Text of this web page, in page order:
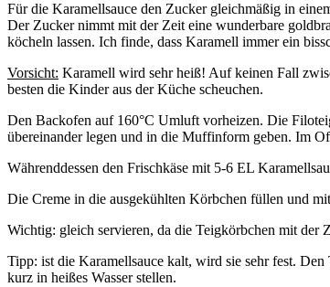
Für die Karamellsauce den Zucker gleichmäßig in
Der Zucker nimmt mit der Zeit eine wunderbare
köcheln lassen. Ich finde, dass Karamell immer ein
Vorsicht: Karamell wird sehr heiß! Auf keinen Fall
besten die Kinder aus der Küche scheuchen.
Den Backofen auf 160°C Umluft vorheizen. Die
übereinander legen und in die Muffinform geben. Im
Währenddessen den Frischkäse mit 5-6 EL
Die Creme in die ausgekühlten Körbchen füllen und
Wichtig: gleich servieren, da die Teigkörbchen mit der
Tipp: ist die Karamellsauce kalt, wird sie sehr fest.
kurz in heißes Wasser stellen.